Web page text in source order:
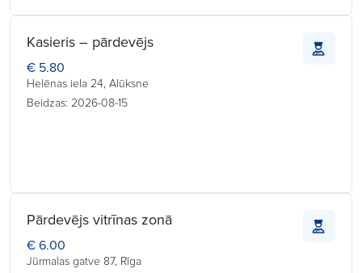
Kasieris – pārdevējs
€ 5.80
Helēnas iela 24, Alūksne
Beidzas: 2026-08-15
Pārdevējs vitrīnas zonā
€ 6.00
Jūrmalas gatve 87, Rīga